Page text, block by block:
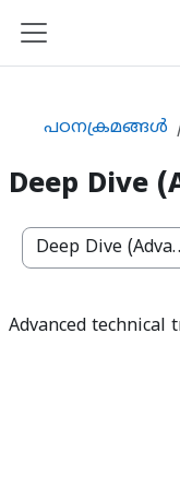
Side panel
പഠനക്രമങ്ങള്‍
Deep Dive
പഠനക്രമ
Advanced technical